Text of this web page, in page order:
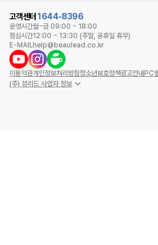
고객센터 1644-8396
운영시간월~금 09:00 ~ 18:00
점심시간12:00 ~ 13:30 (주말, 공휴일 휴무)
E-MAILhelp@beaulead.co.kr
이용약관개인정보처리방침청소년보호정책광고안내 PC
(주) 뷰리드 사업자 정보